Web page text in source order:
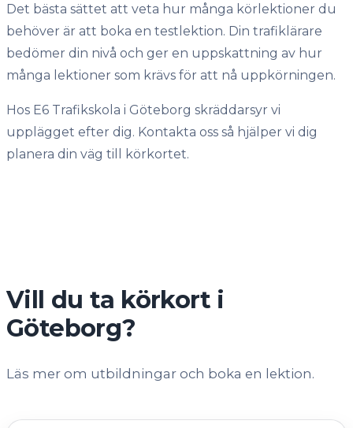
Det bästa sättet att veta hur många körlektioner du
behöver är att boka en testlektion. Din trafiklärare
bedömer din nivå och ger en uppskattning av hur
många lektioner som krävs för att nå uppkörningen.
Hos E6 Trafikskola i Göteborg skräddarsyr vi
upplägget efter dig. Kontakta oss så hjälper vi dig
planera din väg till körkortet.
Vill du ta körkort i
Göteborg?
Läs mer om utbildningar och boka en lektion.